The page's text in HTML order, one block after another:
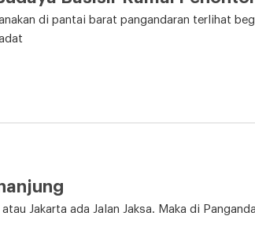
di pantai barat pangandaran terlihat
Jakarta ada Jalan Jaksa. Maka di